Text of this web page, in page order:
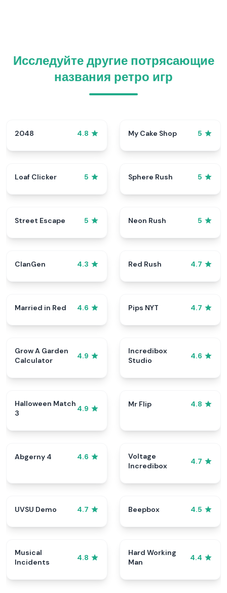
Исследуйте другие потрясающие
названия ретро игр
2048 4.8 My Cake Shop 5
Loaf Clicker 5 Sphere Rush 5
Street Escape 5 Neon Rush 5
ClanGen 4.3 Red Rush 4.7
Married in Red 4.6 Pips NYT 4.7
Grow A Garden
Calculator
4.9
Incredibox
Studio
4.6
Halloween Match
3
4.9
Mr Flip 4.8
Abgerny 4 4.6
Voltage
Incredibox
4.7
UVSU Demo 4.7 Beepbox 4.5
Musical
Incidents
4.8
Hard Working
Man
4.4